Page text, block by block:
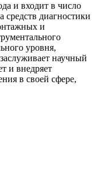
и входит в число
средств диагностики
и
уровня,
научный
и внедряет
в своей сфере,